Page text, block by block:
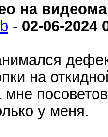
на
- 02-06-2024
на
мне
у меня.